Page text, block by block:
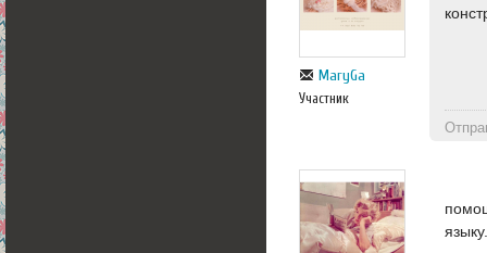
MaryGa
Участник